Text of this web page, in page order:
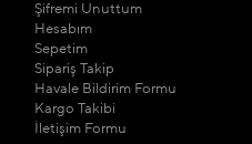
Şifremi Unuttum
Hesabım
Sepetim
Sipariş Takip
Havale Bildirim Formu
Kargo Takibi
İletişim Formu